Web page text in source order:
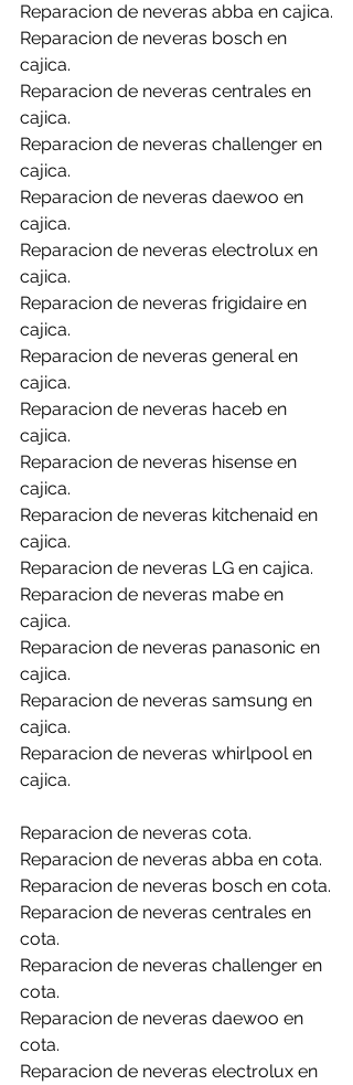
Reparacion de neveras abba en cajica.
Reparacion de neveras bosch en
cajica.
Reparacion de neveras centrales en
cajica.
Reparacion de neveras challenger en
cajica.
Reparacion de neveras daewoo en
cajica.
Reparacion de neveras electrolux en
cajica.
Reparacion de neveras frigidaire en
cajica.
Reparacion de neveras general en
cajica.
Reparacion de neveras haceb en
cajica.
Reparacion de neveras hisense en
cajica.
Reparacion de neveras kitchenaid en
cajica.
Reparacion de neveras LG en cajica.
Reparacion de neveras mabe en
cajica.
Reparacion de neveras panasonic en
cajica.
Reparacion de neveras samsung en
cajica.
Reparacion de neveras whirlpool en
cajica.
Reparacion de neveras cota.
Reparacion de neveras abba en cota.
Reparacion de neveras bosch en cota.
Reparacion de neveras centrales en
cota.
Reparacion de neveras challenger en
cota.
Reparacion de neveras daewoo en
cota.
Reparacion de neveras electrolux en